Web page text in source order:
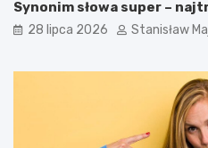
Synonim słowa super –
28 lipca 2026 Stanisław